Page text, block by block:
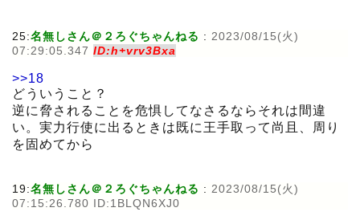
25:名無しさん＠２ろぐちゃんねる : 2023/08/15(火)
07:29:05.347 ID:h+vrv3Bxa
>>18
どういうこと？
逆に脅されることを危惧してなさるならそれは間違
い。実力行使に出るときは既に王手取って尚且、周り
を固めてから
19:名無しさん＠２ろぐちゃんねる : 2023/08/15(火)
07:15:26.780 ID:1BLQN6XJ0